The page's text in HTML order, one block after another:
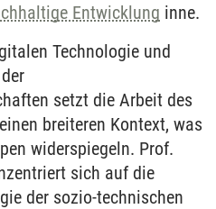
Entwicklung inne.
Technologie und
setzt die Arbeit des
breiteren Kontext, was
widerspiegeln. Prof.
sich auf die
der sozio-technischen